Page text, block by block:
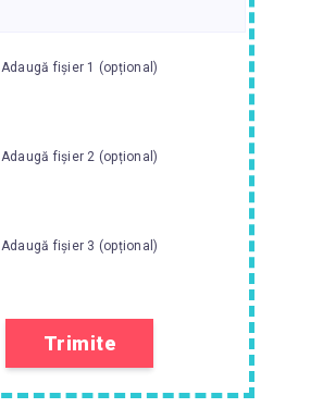
Adaugă fișier 1 (opțional)
Adaugă fișier 2 (opțional)
Adaugă fișier 3 (opțional)